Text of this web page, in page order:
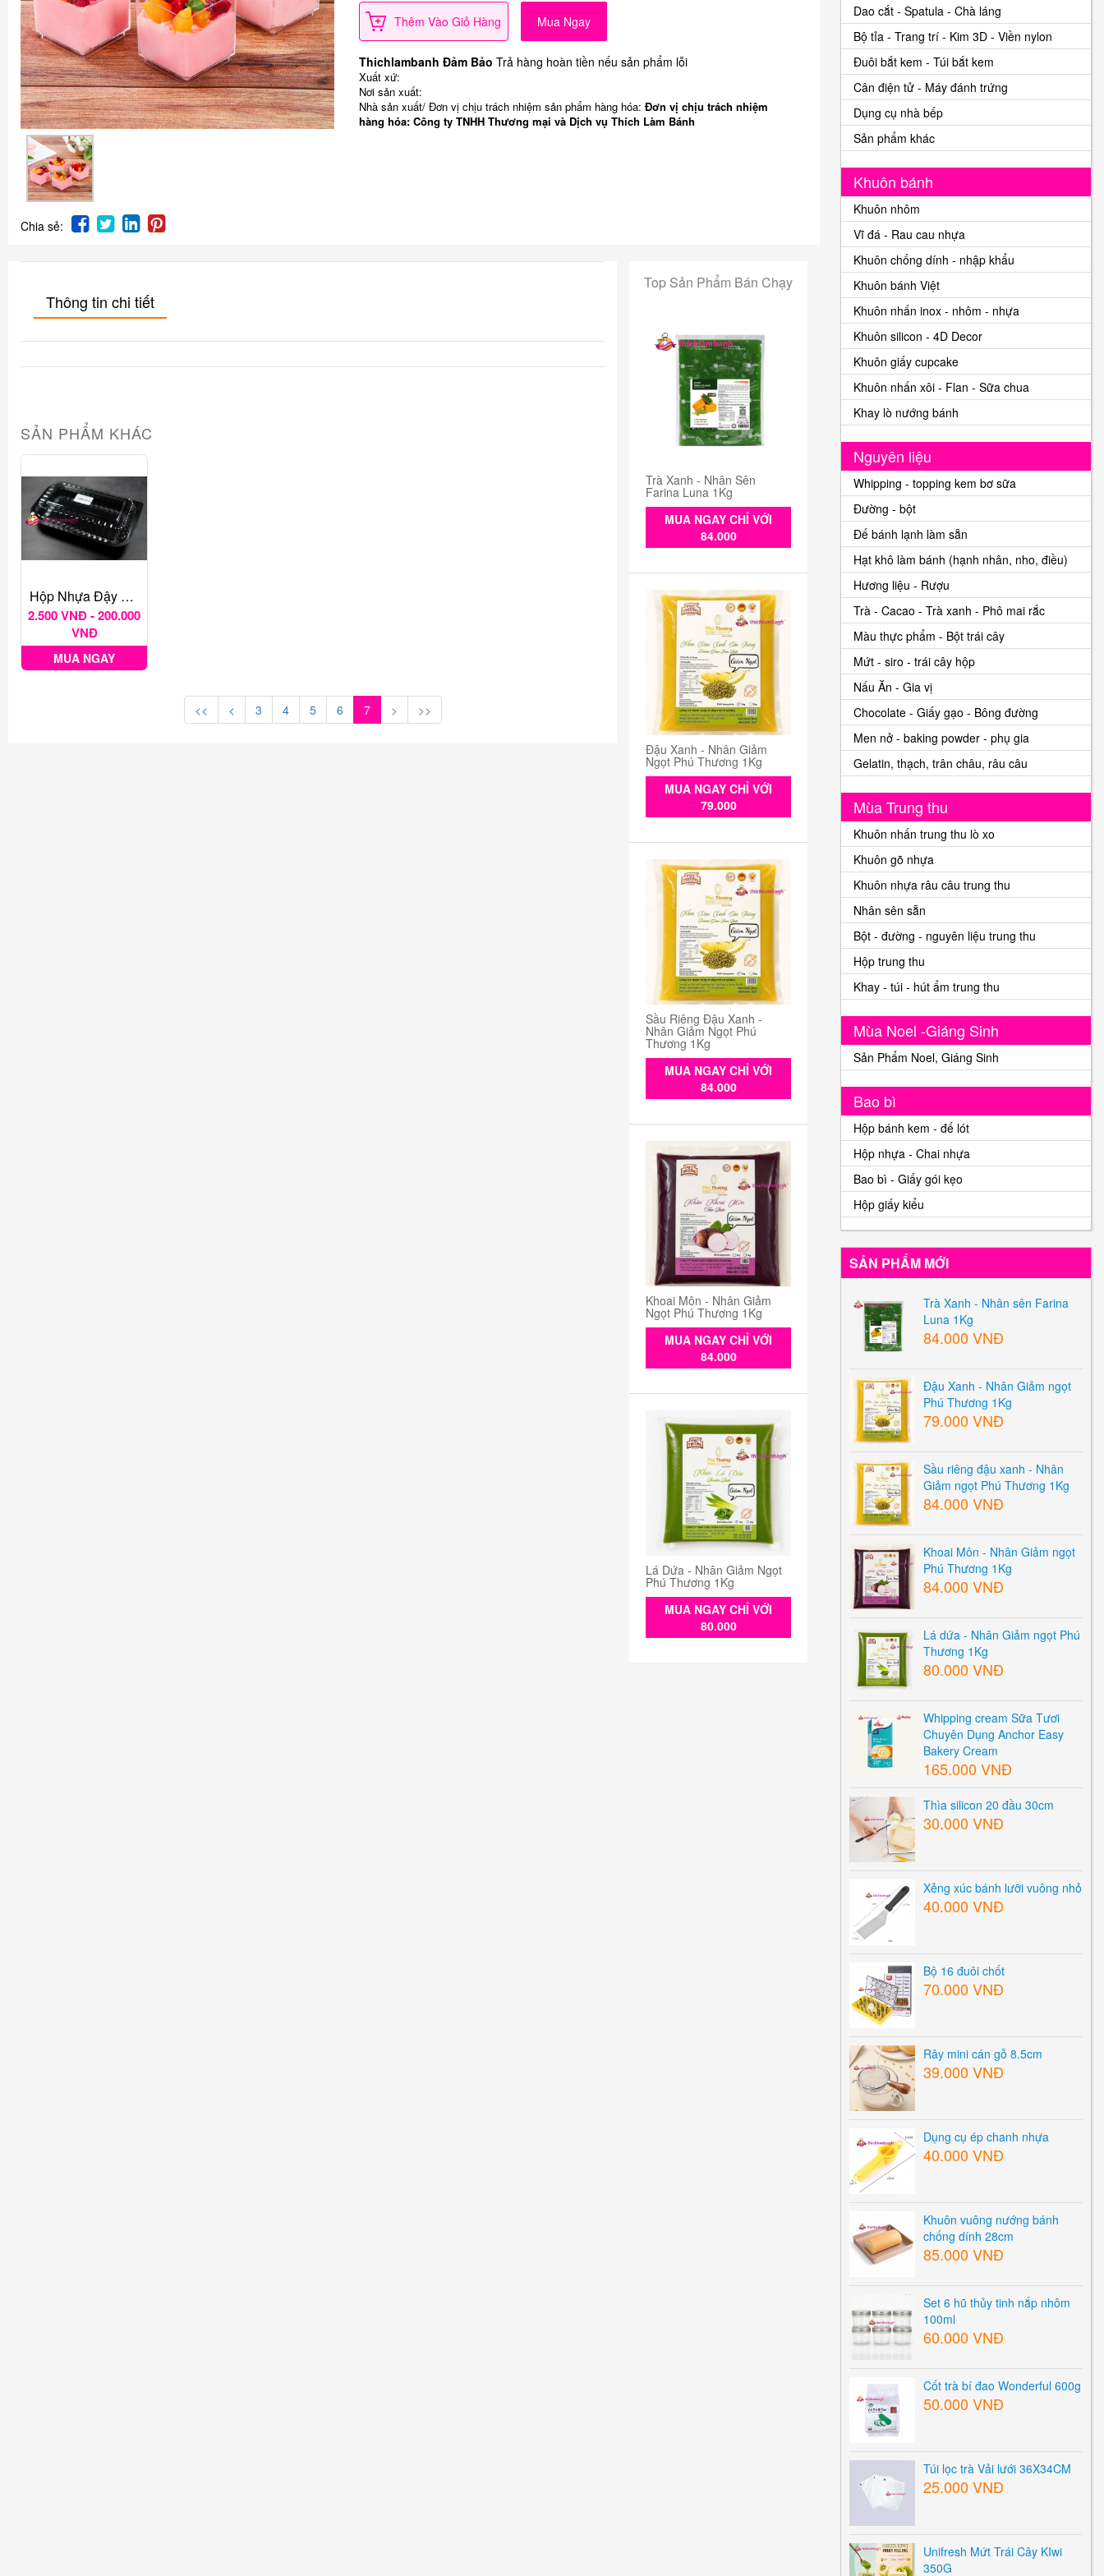
Chia sẻ:
Thêm Vào Giỏ Hàng Mua Ngay
Thichlambanh Đảm Bảo Trả hàng hoàn tiền nếu sản phẩm lỗi
Xuất xứ:
Nơi sản xuất:
Nhà sản xuất/ Đơn vị chịu trách nhiệm sản phẩm hàng hóa: Đơn vị chịu trách nhiệm
hàng hóa: Công ty TNHH Thương mại và Dịch vụ Thích Làm Bánh
Thông tin chi tiết
SẢN PHẨM KHÁC
Hộp Nhựa Đậy Chữ Nhật Đế Đen HT17
2.500 VNĐ - 200.000
VNĐ
MUA NGAY
<< < 3 4 5 6 7 > >>
Top Sản Phẩm Bán Chạy
Trà Xanh - Nhân Sên
Farina Luna 1Kg
MUA NGAY CHỈ VỚI
84.000
Đậu Xanh - Nhân Giảm
Ngọt Phú Thương 1Kg
MUA NGAY CHỈ VỚI
79.000
Sầu Riêng Đậu Xanh -
Nhân Giảm Ngọt Phú
Thương 1Kg
MUA NGAY CHỈ VỚI
84.000
Khoai Môn - Nhân Giảm
Ngọt Phú Thương 1Kg
MUA NGAY CHỈ VỚI
84.000
Lá Dứa - Nhân Giảm Ngọt
Phú Thương 1Kg
MUA NGAY CHỈ VỚI
80.000
Dao cắt - Spatula - Chà láng
Bộ tỉa - Trang trí - Kim 3D - Viền nylon
Đuôi bắt kem - Túi bắt kem
Cân điện tử - Máy đánh trứng
Dụng cụ nhà bếp
Sản phẩm khác
Khuôn bánh
Khuôn nhôm
Vĩ đá - Rau cau nhựa
Khuôn chống dính - nhập khẩu
Khuôn bánh Việt
Khuôn nhấn inox - nhôm - nhựa
Khuôn silicon - 4D Decor
Khuôn giấy cupcake
Khuôn nhấn xôi - Flan - Sữa chua
Khay lò nướng bánh
Nguyên liệu
Whipping - topping kem bơ sữa
Đường - bột
Đế bánh lạnh làm sẵn
Hạt khô làm bánh (hạnh nhân, nho, điều)
Hương liệu - Rượu
Trà - Cacao - Trà xanh - Phô mai rắc
Màu thực phẩm - Bột trái cây
Mứt - siro - trái cây hộp
Nấu Ăn - Gia vị
Chocolate - Giấy gạo - Bông đường
Men nở - baking powder - phụ gia
Gelatin, thạch, trân châu, râu câu
Mùa Trung thu
Khuôn nhấn trung thu lò xo
Khuôn gõ nhựa
Khuôn nhựa râu câu trung thu
Nhân sên sẵn
Bột - đường - nguyên liệu trung thu
Hộp trung thu
Khay - túi - hút ẩm trung thu
Mùa Noel -Giáng Sinh
Sản Phẩm Noel, Giáng Sinh
Bao bì
Hộp bánh kem - đế lót
Hộp nhựa - Chai nhựa
Bao bì - Giấy gói kẹo
Hộp giấy kiểu
SẢN PHẨM MỚI
Trà Xanh - Nhân sên Farina
Luna 1Kg
84.000 VNĐ
Đậu Xanh - Nhân Giảm ngọt
Phú Thương 1Kg
79.000 VNĐ
Sầu riêng đậu xanh - Nhân
Giảm ngọt Phú Thương 1Kg
84.000 VNĐ
Khoai Môn - Nhân Giảm ngọt
Phú Thương 1Kg
84.000 VNĐ
Lá dứa - Nhân Giảm ngọt Phú
Thương 1Kg
80.000 VNĐ
Whipping cream Sữa Tươi
Chuyên Dụng Anchor Easy
Bakery Cream
165.000 VNĐ
Thìa silicon 20 đầu 30cm
30.000 VNĐ
Xẻng xúc bánh lưỡi vuông nhỏ
40.000 VNĐ
Bộ 16 đuôi chốt
70.000 VNĐ
Rây mini cán gỗ 8.5cm
39.000 VNĐ
Dụng cụ ép chanh nhựa
40.000 VNĐ
Khuôn vuông nướng bánh
chống dính 28cm
85.000 VNĐ
Set 6 hũ thủy tinh nắp nhôm
100ml
60.000 VNĐ
Cốt trà bí đao Wonderful 600g
50.000 VNĐ
Túi lọc trà Vải lưới 36X34CM
25.000 VNĐ
Unifresh Mứt Trái Cây KIwi
350G